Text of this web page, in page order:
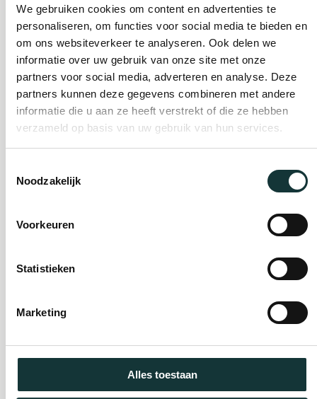
We gebruiken cookies om content en advertenties te
personaliseren, om functies voor social media te bieden en
om ons websiteverkeer te analyseren. Ook delen we
informatie over uw gebruik van onze site met onze
partners voor social media, adverteren en analyse. Deze
partners kunnen deze gegevens combineren met andere
informatie die u aan ze heeft verstrekt of die ze hebben
verzameld op basis van uw gebruik van hun services.
Noodzakelijk
Voorkeuren
Statistieken
Marketing
Alles toestaan
Plan je bezoek
Evenement
organiseren
Auditie
museum
Onderhoud &